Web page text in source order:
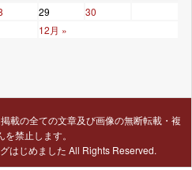
12月 »
29 30
載の全ての文章及び画像の無断転載・複
禁止します。
はじめました All Rights Reserved.